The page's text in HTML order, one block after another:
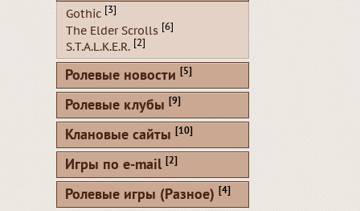
Gothic [3]
The Elder Scrolls [6]
S.T.A.L.K.E.R. [2]
Ролевые новости [5]
Ролевые клубы [9]
Клановые сайты [10]
Игры по e-mail [2]
Ролевые игры (Разное) [4]